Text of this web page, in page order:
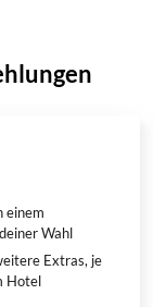
einem
Wahl
Extras, je
Hotel